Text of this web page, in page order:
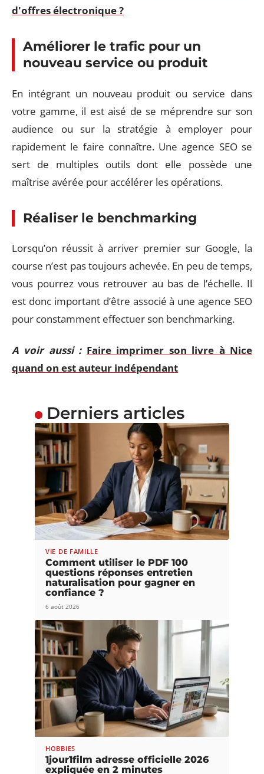
d'offres électronique ?
Améliorer le trafic pour un
nouveau service ou produit
En intégrant un nouveau produit ou service dans
votre gamme, il est aisé de se méprendre sur son
audience ou sur la stratégie à employer pour
rapidement le faire connaître. Une agence SEO se
sert de multiples outils dont elle possède une
maîtrise avérée pour accélérer les opérations.
Réaliser le benchmarking
Lorsqu’on réussit à arriver premier sur Google, la
course n’est pas toujours achevée. En peu de temps,
vous pourrez vous retrouver au bas de l’échelle. Il
est donc important d’être associé à une agence SEO
pour constamment effectuer son benchmarking.
A voir aussi : Faire imprimer son livre à Nice
quand on est auteur indépendant
Derniers articles
VIE DE FAMILLE
Comment utiliser le PDF 100
questions réponses entretien
naturalisation pour gagner en
confiance ?
6 août 2026
HOBBIES
1jour1film adresse officielle 2026
expliquée en 2 minutes